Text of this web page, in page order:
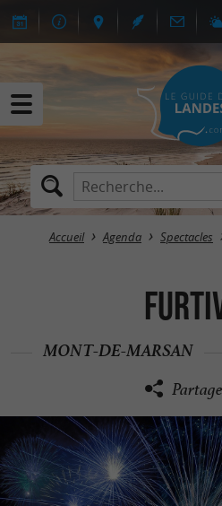
Accueil Agenda Spectacles
MONT-DE-MARSAN